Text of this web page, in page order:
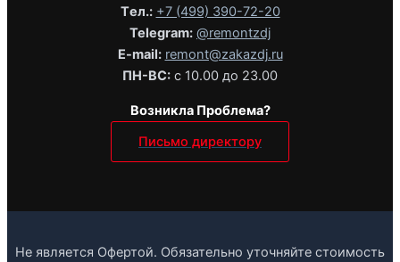
Tел.: +7 (499) 390-72-20
Telegram: @remontzdj‬
E-mail: remont@zakazdj.ru
ПН-ВС: с 10.00 до 23.00
Возникла Проблема?
Письмо директору
Не является Офертой. Обязательно уточняйте стоимость